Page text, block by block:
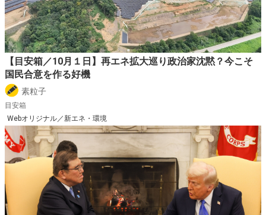
【目安箱／10月１日】再エネ拡大巡り政治家沈黙？今こそ
国民合意を作る好機
素粒子
目安箱
Webオリジナル／新エネ・環境